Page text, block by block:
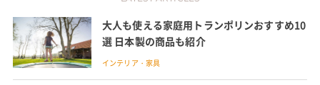
大人も使える家庭用トランポリンおすすめ10
選 日本製の商品も紹介
インテリア・家具